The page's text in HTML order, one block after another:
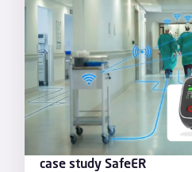
case study SafeER